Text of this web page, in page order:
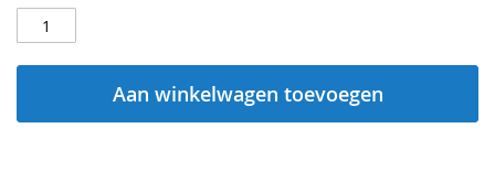
Aan winkelwagen toevoegen